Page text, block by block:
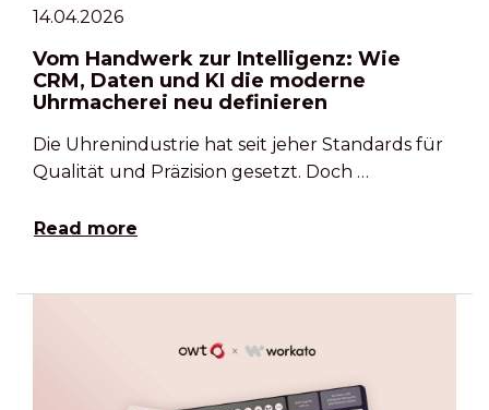
14.04.2026
Vom Handwerk zur Intelligenz: Wie
CRM, Daten und KI die moderne
Uhrmacherei neu definieren
Die Uhrenindustrie hat seit jeher Standards für
Qualität und Präzision gesetzt. Doch …
Read more